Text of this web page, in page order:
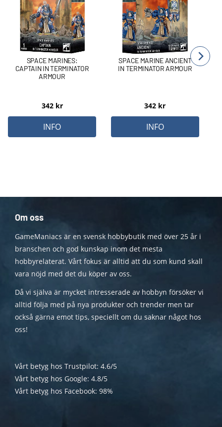
SPACE MARINES:
CAPTAIN IN TERMINATOR
ARMOUR
342kr
INFO
SPACE MARINE ANCIENT
IN TERMINATOR ARMOUR
342 kr
INFO
Om oss
GameManiacs är en svensk hobbybutik med över 25 år i
branschen och god kunskap inom det mesta
hobbyrelaterat. Vårt fokus är alltid att du som kund skall
vara nöjd med det du köper av oss.
Då vi själva är mycket intresserade av hobbyn försöker vi
alltid följa med på nya produkter och trender men tar
också gärna emot tips, speciellt om du saknar något hos
oss!
Vårt betyg hos Trustpilot: 4.6/5
Vårt betyg hos Google: 4.8/5
Vårt betyg hos Facebook: 98%